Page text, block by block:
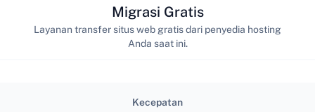
Migrasi Gratis
Layanan transfer situs web gratis dari penyedia hosting
Anda saat ini.
Kecepatan